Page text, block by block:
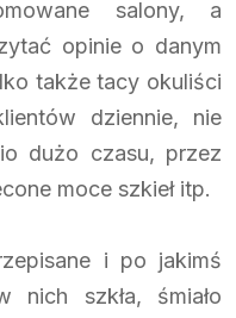
salony, a
opinie o danym
także tacy okuliści
dziennie, nie
dużo czasu, przez
moce szkieł itp.
i po jakimś
szkła, śmiało